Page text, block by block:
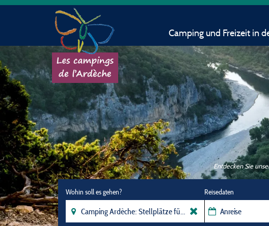
Camping und Freizeit in
Entdecken Sie
Wohin soll es gehen? Reisedaten